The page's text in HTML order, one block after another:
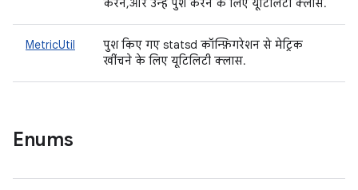
करने, और उन्हें पुश करने के लिए यूटिलिटी क्लास.
MetricUtil
पुश किए गए statsd कॉन्फ़िगरेशन से मेट्रिक
खींचने के लिए यूटिलिटी क्लास.
Enums